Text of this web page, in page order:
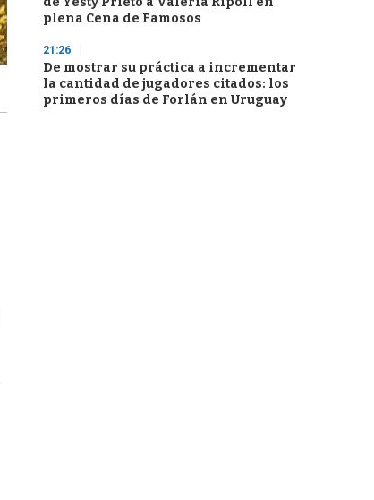
plena Cena de Famosos
21:26
De mostrar su práctica a incrementar
la cantidad de jugadores citados: los
primeros días de Forlán en Uruguay